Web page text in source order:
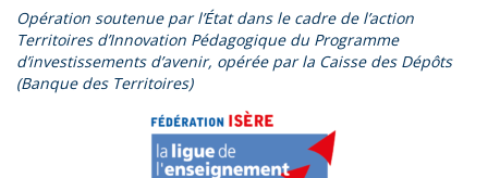
Opération soutenue par l’État dans le cadre de l’action
Territoires d’Innovation Pédagogique du Programme
d’investissements d’avenir, opérée par la Caisse des Dépôts
(Banque des Territoires)